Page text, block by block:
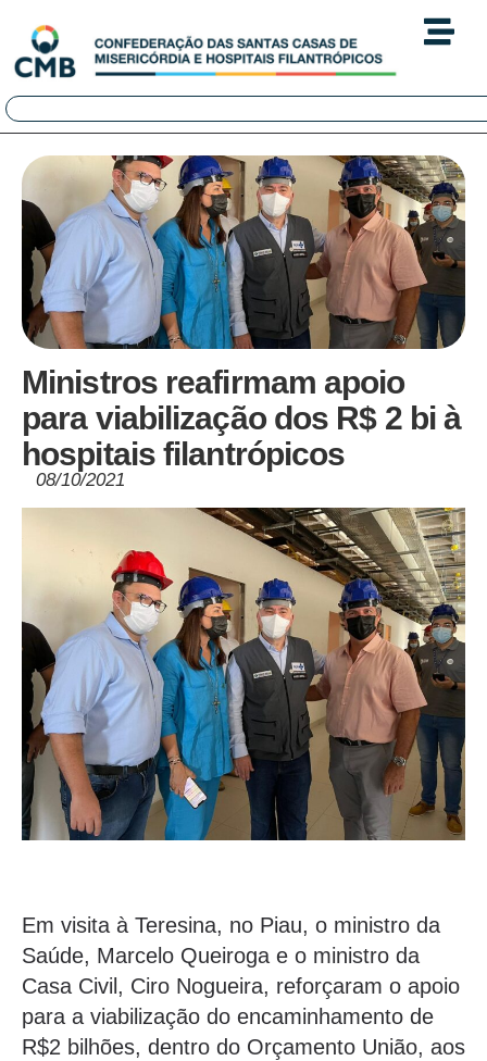
Ministros reafirmam apoio
para viabilização dos R$ 2 bi à
hospitais filantrópicos
08/10/2021
Em visita à Teresina, no Piau, o ministro da
Saúde, Marcelo Queiroga e o ministro da
Casa Civil, Ciro Nogueira, reforçaram o apoio
para a viabilização do encaminhamento de
R$2 bilhões, dentro do Orçamento União, aos